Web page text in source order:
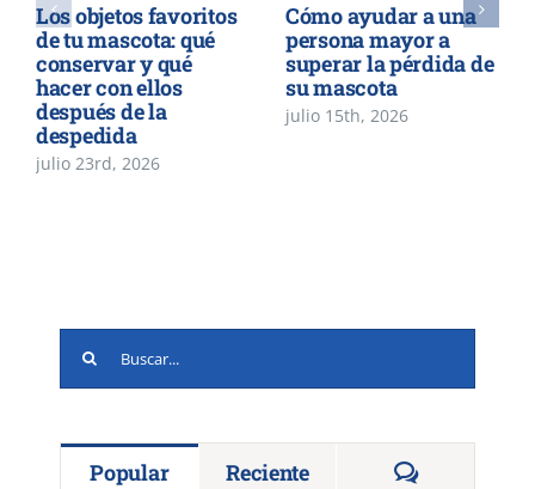
Los objetos favoritos
de tu mascota: qué
conservar y qué
hacer con ellos
después de la
despedida
julio 23rd, 2026
Cómo ayudar a una
persona mayor a
superar la pérdida de
su mascota
julio 15th, 2026
Buscar:
Popular Reciente